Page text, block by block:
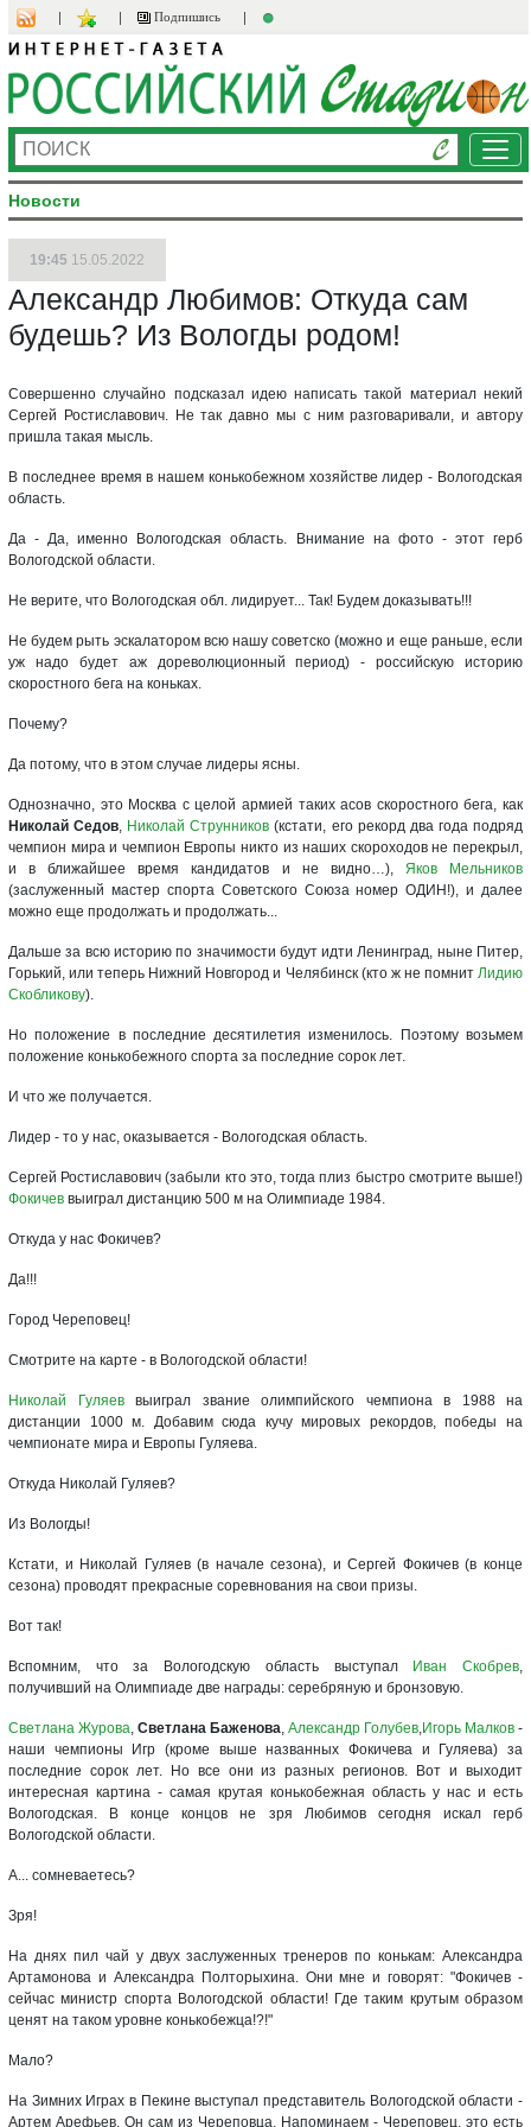
Подпишись
Новости
19:45 15.05.2022
Александр Любимов: Откуда сам
будешь? Из Вологды родом!
Совершенно случайно подсказал идею написать такой материал некий
Сергей Ростиславович. Не так давно мы с ним разговаривали, и автору
пришла такая мысль.
В последнее время в нашем конькобежном хозяйстве лидер - Вологодская
область.
Да - Да, именно Вологодская область. Внимание на фото - этот герб
Вологодской области.
Не верите, что Вологодская обл. лидирует... Так! Будем доказывать!!!
Не будем рыть эскалатором всю нашу советско (можно и еще раньше, если
уж надо будет аж дореволюционный период) - российскую историю
скоростного бега на коньках.
Почему?
Да потому, что в этом случае лидеры ясны.
Однозначно, это Москва с целой армией таких асов скоростного бега, как
Николай Седов, Николай Струнников (кстати, его рекорд два года подряд
чемпион мира и чемпион Европы никто из наших скороходов не перекрыл,
и в ближайшее время кандидатов и не видно…), Яков Мельников
(заслуженный мастер спорта Советского Союза номер ОДИН!), и далее
можно еще продолжать и продолжать...
Дальше за всю историю по значимости будут идти Ленинград, ныне Питер,
Горький, или теперь Нижний Новгород и Челябинск (кто ж не помнит Лидию
Скобликову).
Но положение в последние десятилетия изменилось. Поэтому возьмем
положение конькобежного спорта за последние сорок лет.
И что же получается.
Лидер - то у нас, оказывается - Вологодская область.
Сергей Ростиславович (забыли кто это, тогда плиз быстро смотрите выше!)
Фокичев выиграл дистанцию 500 м на Олимпиаде 1984.
Откуда у нас Фокичев?
Да!!!
Город Череповец!
Смотрите на карте - в Вологодской области!
Николай Гуляеввыиграл звание олимпийского чемпиона в 1988 на
дистанции 1000 м. Добавим сюда кучу мировых рекордов, победы на
чемпионате мира и Европы Гуляева.
Откуда Николай Гуляев?
Из Вологды!
Кстати, и Николай Гуляев (в начале сезона), и Сергей Фокичев (в конце
сезона) проводят прекрасные соревнования на свои призы.
Вот так!
Вспомним, что за Вологодскую область выступал Иван Скобрев,
получивший на Олимпиаде две награды: серебряную и бронзовую.
Светлана Журова, Светлана Баженова, Александр Голубев,Игорь Малков -
наши чемпионы Игр (кроме выше названных Фокичева и Гуляева) за
последние сорок лет. Но все они из разных регионов. Вот и выходит
интересная картина - самая крутая конькобежная область у нас и есть
Вологодская. В конце концов не зря Любимов сегодня искал герб
Вологодской области.
А... сомневаетесь?
Зря!
На днях пил чай у двух заслуженных тренеров по конькам: Александра
Артамонова и Александра Полторыхина. Они мне и говорят: "Фокичев -
сейчас министр спорта Вологодской области! Где таким крутым образом
ценят на таком уровне конькобежца!?!"
Мало?
На Зимних Играх в Пекине выступал представитель Вологодской области -
Артем Арефьев. Он сам из Череповца. Напоминаем - Череповец, это есть